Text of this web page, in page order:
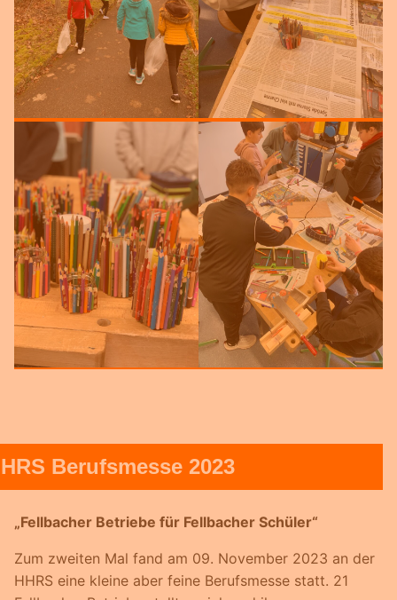
Berufsmesse 2023
„Fellbacher Betriebe für Fellbacher Schüler“
Zum zweiten Mal fand am 09. November 2023 an der
HHRS eine kleine aber feine Berufsmesse statt. 21